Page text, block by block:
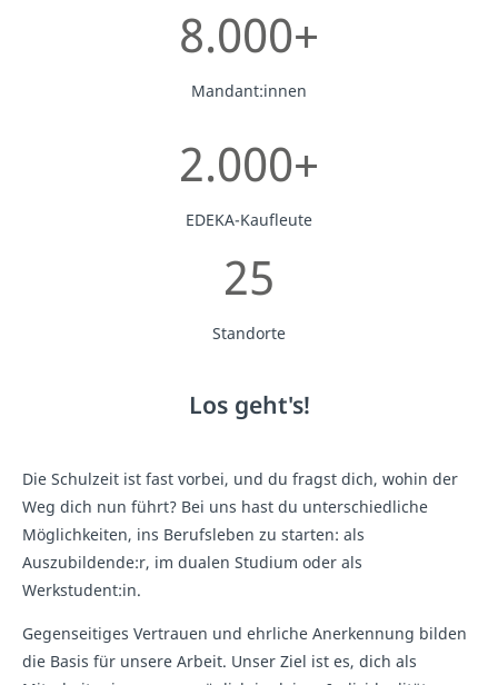
8.000+
Mandant:innen
2.000+
EDEKA-Kaufleute
25
Standorte
Los geht's!
Die Schulzeit ist fast vorbei, und du fragst dich, wohin der
Weg dich nun führt? Bei uns hast du unterschiedliche
Möglichkeiten, ins Berufsleben zu starten: als
Auszubildende:r, im dualen Studium oder als
Werkstudent:in.
Gegenseitiges Vertrauen und ehrliche Anerkennung bilden
die Basis für unsere Arbeit. Unser Ziel ist es, dich als